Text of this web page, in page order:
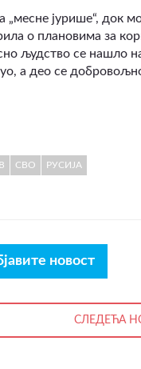
јурише“, док
о плановима за
људство се нашло
а део се
СВО РУСИЈА
новост
СЛЕДЕЋА